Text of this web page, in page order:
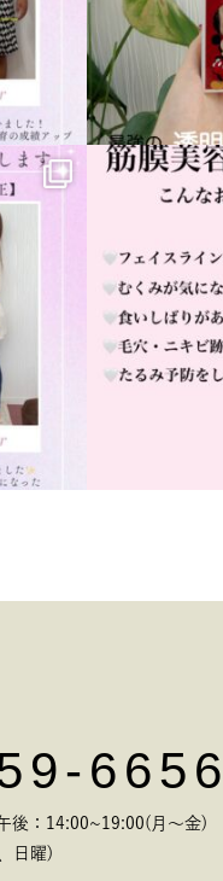
6656
後：14:00~19:00(月～金)
曜)